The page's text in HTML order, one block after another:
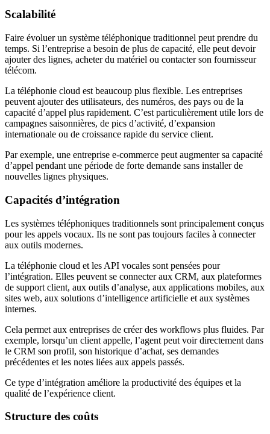
Scalabilité
Faire évoluer un système téléphonique traditionnel peut prendre du
temps. Si l’entreprise a besoin de plus de capacité, elle peut devoir
ajouter des lignes, acheter du matériel ou contacter son fournisseur
télécom.
La téléphonie cloud est beaucoup plus flexible. Les entreprises
peuvent ajouter des utilisateurs, des numéros, des pays ou de la
capacité d’appel plus rapidement. C’est particulièrement utile lors de
campagnes saisonnières, de pics d’activité, d’expansion
internationale ou de croissance rapide du service client.
Par exemple, une entreprise e-commerce peut augmenter sa capacité
d’appel pendant une période de forte demande sans installer de
nouvelles lignes physiques.
Capacités d’intégration
Les systèmes téléphoniques traditionnels sont principalement conçus
pour les appels vocaux. Ils ne sont pas toujours faciles à connecter
aux outils modernes.
La téléphonie cloud et les API vocales sont pensées pour
l’intégration. Elles peuvent se connecter aux CRM, aux plateformes
de support client, aux outils d’analyse, aux applications mobiles, aux
sites web, aux solutions d’intelligence artificielle et aux systèmes
internes.
Cela permet aux entreprises de créer des workflows plus fluides. Par
exemple, lorsqu’un client appelle, l’agent peut voir directement dans
le CRM son profil, son historique d’achat, ses demandes
précédentes et les notes liées aux appels passés.
Ce type d’intégration améliore la productivité des équipes et la
qualité de l’expérience client.
Structure des coûts